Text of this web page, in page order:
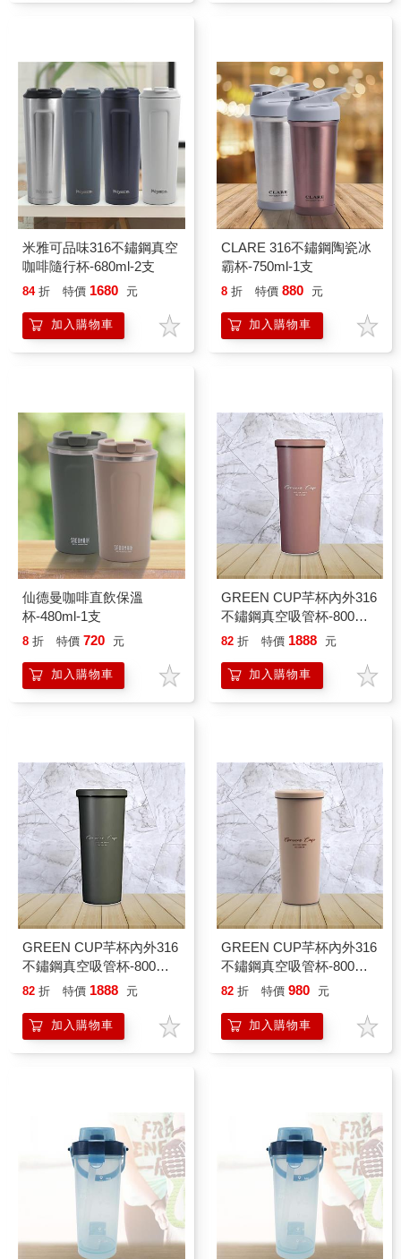
米雅可品味316不鏽鋼真空
咖啡隨行杯-680ml-2支
84 折 特價 1680 元
加入購物車
CLARE 316不鏽鋼陶瓷冰
霸杯-750ml-1支
8 折 特價 880 元
加入購物車
仙德曼咖啡直飲保溫
杯-480ml-1支
8 折 特價 720 元
加入購物車
GREEN CUP芊杯內外316
不鏽鋼真空吸管杯-800ml-
2支
82 折 特價 1888 元
加入購物車
GREEN CUP芊杯內外316
不鏽鋼真空吸管杯-800ml-
2支
82 折 特價 1888 元
加入購物車
GREEN CUP芊杯內外316
不鏽鋼真空吸管杯-800ml-
1支
82 折 特價 980 元
加入購物車